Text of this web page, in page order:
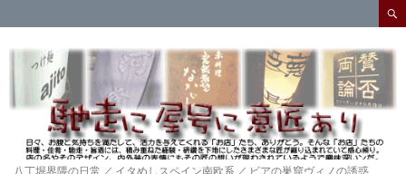
索
ン
ン
ツ
キ
八丁堀界隈の日常 ／ イタめしスペイン南欧系 ／ ビアの巣窟ヴィノの誘惑